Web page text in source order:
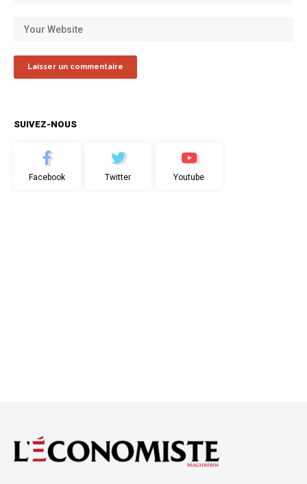
SUIVEZ-NOUS
Facebook Twitter Youtube